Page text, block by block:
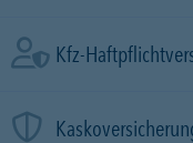
Kfz-